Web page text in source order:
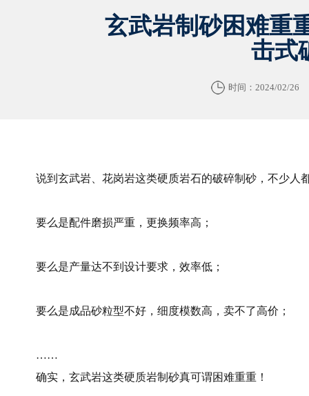
玄武岩制砂困难重
击式
时间：2024/02/26
说到玄武岩、花岗岩这类硬质岩石的破碎制砂，不少人
要么是配件磨损严重，更换频率高；
要么是产量达不到设计要求，效率低；
要么是成品砂粒型不好，细度模数高，卖不了高价；
……
确实，玄武岩这类硬质岩制砂真可谓困难重重！